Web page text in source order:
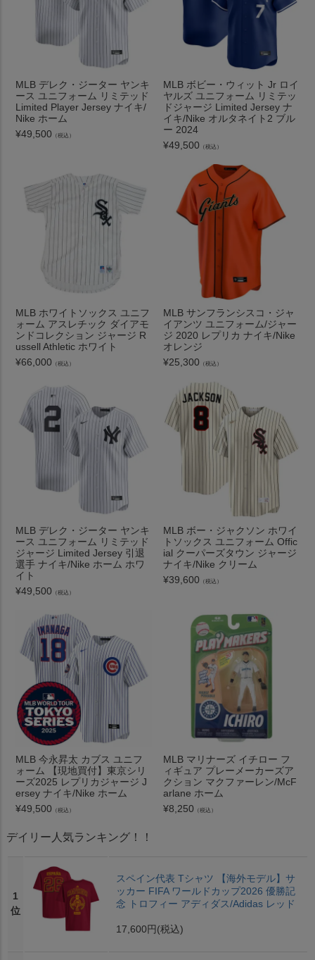
MLB デレク・ジーター ヤンキ
ース ユニフォーム リミテッド
Limited Player Jersey ナイキ/
Nike ホーム
¥49,500 （税込）
MLB ボビー・ウィット Jr ロイ
ヤルズ ユニフォーム リミテッ
ドジャージ Limited Jersey ナ
イキ/Nike オルタネイト2 ブル
ー 2024
¥49,500 （税込）
MLB ホワイトソックス ユニフ
ォーム アスレチック ダイアモ
ンドコレクション ジャージ R
ussell Athletic ホワイト
¥66,000 （税込）
MLB サンフランシスコ・ジャ
イアンツ ユニフォーム/ジャー
ジ 2020 レプリカ ナイキ/Nike
オレンジ
¥25,300 （税込）
MLB デレク・ジーター ヤンキ
ース ユニフォーム リミテッド
ジャージ Limited Jersey 引退
選手 ナイキ/Nike ホーム ホワ
イト
¥49,500 （税込）
MLB ボー・ジャクソン ホワイ
トソックス ユニフォーム Offic
ial クーパーズタウン ジャージ
ナイキ/Nike クリーム
¥39,600 （税込）
MLB 今永昇太 カブス ユニフ
ォーム 【現地買付】東京シリ
ーズ2025 レプリカジャージ J
ersey ナイキ/Nike ホーム
¥49,500 （税込）
MLB マリナーズ イチロー フ
ィギュア プレーメーカーズア
クション マクファーレン/McF
arlane ホーム
¥8,250 （税込）
デイリー人気ランキング！！
1
位
スペイン代表 Tシャツ 【海外モデル】サ
ッカー FIFA ワールドカップ2026 優勝記
念 トロフィー アディダス/Adidas レッド
17,600円 (税込)